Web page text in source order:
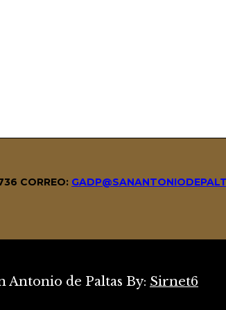
CORREO:
de Paltas By: Sirnet6